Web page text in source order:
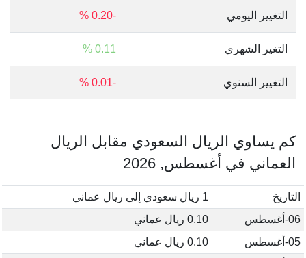
التغيير اليومي -0.20 %
التغير الشهري 0.11 %
التغيير السنوي -0.01 %
كم يساوي الريال السعودي مقابل الريال
العماني في أغسطس, 2026
التاريخ
1 ريال سعودي إلى ريال عماني
06-أغسطس
0.10 ريال عماني
05-أغسطس
0.10 ريال عماني